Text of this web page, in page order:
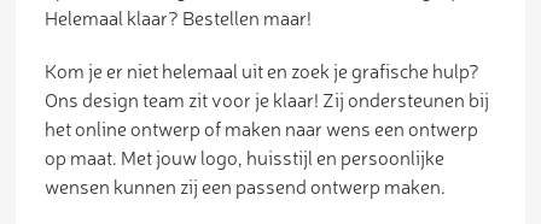
Helemaal klaar? Bestellen maar!
Kom je er niet helemaal uit en zoek je grafische hulp?
Ons design team zit voor je klaar! Zij ondersteunen bij
het online ontwerp of maken naar wens een ontwerp
op maat. Met jouw logo, huisstijl en persoonlijke
wensen kunnen zij een passend ontwerp maken.